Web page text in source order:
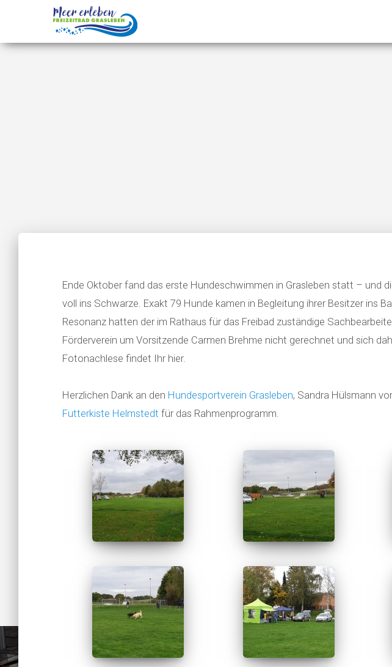
Ende Oktober fand das erste Hundeschwimmen in Grasleben statt – und
voll ins Schwarze. Exakt 79 Hunde kamen in Begleitung ihrer Besitzer ins
Resonanz hatten der im Rathaus für das Freibad zuständige
Förderverein um Vorsitzende Carmen Brehme nicht gerechnet und sich
Fotonachlese findet Ihr hier.
Herzlichen Dank an den Hundesportverein Grasleben, Sandra Hülsmann
Futterkiste Helmstedt für das Rahmenprogramm.